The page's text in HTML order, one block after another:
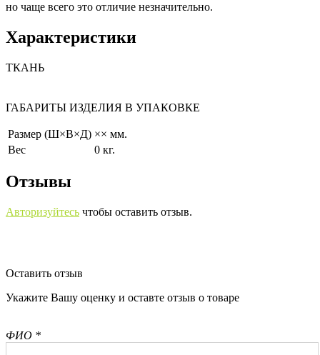
но чаще всего это отличие незначительно.
Характеристики
ТКАНЬ
ГАБАРИТЫ ИЗДЕЛИЯ В УПАКОВКЕ
Размер (Ш×В×Д) ×× мм.
Вес
0 кг.
Отзывы
Авторизуйтесь чтобы оставить отзыв.
Оставить отзыв
Укажите Вашу оценку и оставте отзыв о товаре
ФИО *